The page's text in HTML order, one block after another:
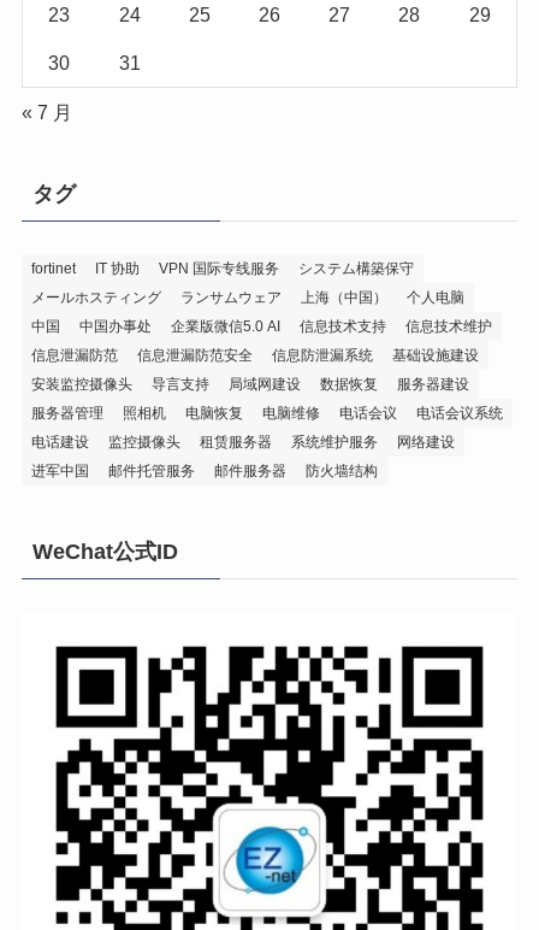
23 24 25 26 27 28 29
30 31
« 7 月
タグ
fortinet IT 协助 VPN 国际专线服务
システム構築保守
メールホスティング
ランサムウェア 上海（中国）
个人电脑
中国
中国办事处 企業版微信5.0 AI 信息技术支持
信息技术维护
信息泄漏防范
信息泄漏防范安全 信息防泄漏系统
基础设施建设
安装监控摄像头
导言支持 局域网建设 数据恢复
服务器建设
服务器管理
照相机 电脑恢复 电脑维修 电话会议
电话会议系统
电话建设
监控摄像头 租赁服务器 系统维护服务
网络建设
进军中国
邮件托管服务 邮件服务器 防火墙结构
WeChat公式ID